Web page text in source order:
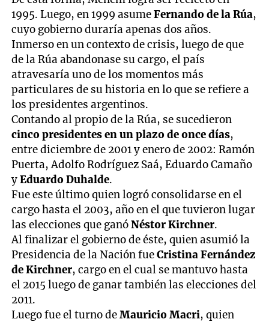
1995. Luego, en 1999 asumeFernando de la Rúa,
cuyo gobierno duraría apenas dos años.
Inmerso en un contexto de crisis, luego de que
de la Rúa abandonase su cargo, el país
atravesaría uno de los momentos más
particulares de su historia en lo que se refiere a
los presidentes argentinos.
Contando al propio de la Rúa, se sucedieron
cinco presidentes en un plazo de once días,
entre diciembre de 2001 y enero de 2002: Ramón
Puerta, Adolfo Rodríguez Saá, Eduardo Camaño
yEduardo Duhalde.
Fue este último quien logró consolidarse en el
cargo hasta el 2003, año en el que tuvieron lugar
las elecciones que ganóNéstor Kirchner.
Al finalizar el gobierno de éste, quien asumió la
Presidencia de la Nación fueCristina Fernández
de Kirchner, cargo en el cual se mantuvo hasta
el 2015 luego de ganar también las elecciones del
2011.
Luego fue el turno deMauricio Macri, quien